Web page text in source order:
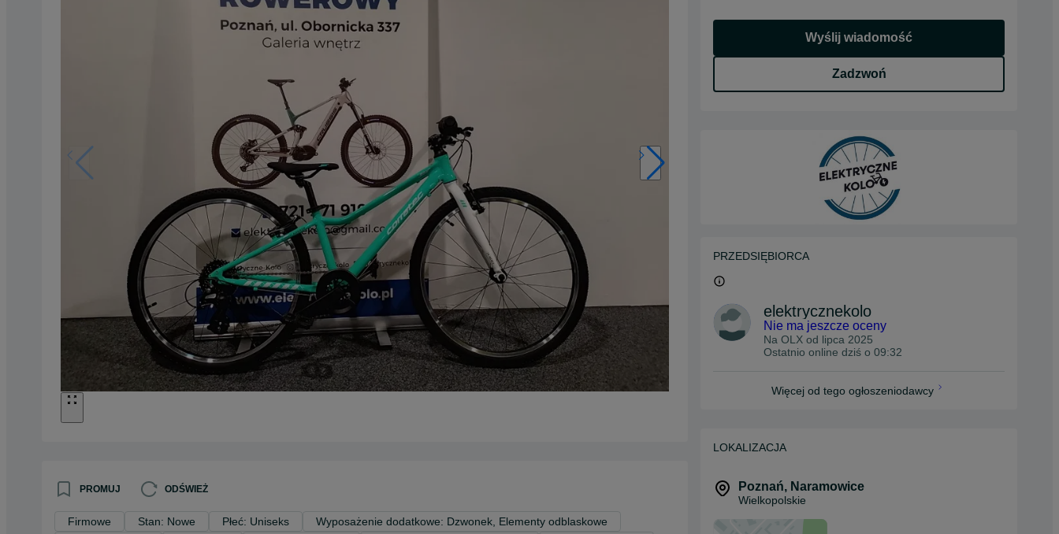
PROMUJ ODŚWIEŻ
Firmowe Stan: Nowe Płeć: Uniseks
Wyposażenie dodatkowe: Dzwonek, Elementy odblaskowe
Wyślij wiadomość
Zadzwoń
PRZEDSIĘBIORCA
elektrycznekolo
Nie ma jeszcze oceny
Na OLX od lipca 2025
Ostatnio online dziś o 09:32
Więcej od tego ogłoszeniodawcy
LOKALIZACJA
Poznań, Naramowice
Wielkopolskie